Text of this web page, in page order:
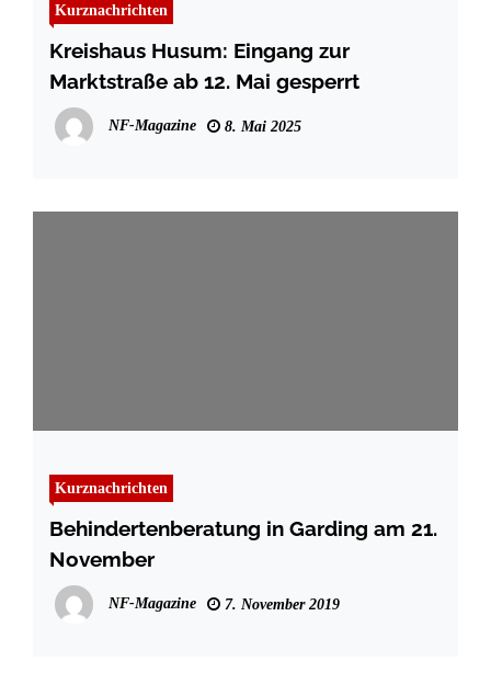
Kurznachrichten
Kreishaus Husum: Eingang zur
Marktstraße ab 12. Mai gesperrt
NF-Magazine 8. Mai 2025
Kurznachrichten
Behindertenberatung in Garding am 21.
November
NF-Magazine 7. November 2019